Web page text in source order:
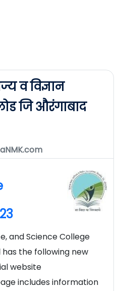
व विज्ञान
जि औरंगाबाद
and Science College
the following new
website
includes information